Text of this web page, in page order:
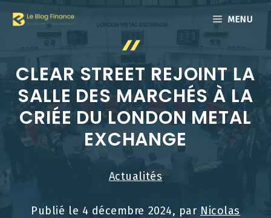
contenu
MENU
CLEAR STREET REJOINT LA
SALLE DES MARCHÉS À LA
CRIÉE DU LONDON METAL
EXCHANGE
Actualités
Publié le 4 décembre 2024, par Nicolas